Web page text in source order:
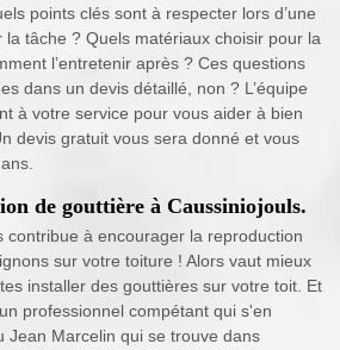
points clés sont à respecter lors d’une
tâche ? Quels matériaux choisir pour la
l’entretenir après ? Ces questions
dans un devis détaillé, non ? L’équipe
à votre service pour vous aider à bien
devis gratuit vous sera donné et vous
de gouttière à Caussiniojouls.
contribue à encourager la reproduction
sur votre toiture ! Alors vaut mieux
installer des gouttières sur votre toit. Et
professionnel compétant qui s'en
Jean Marcelin qui se trouve dans